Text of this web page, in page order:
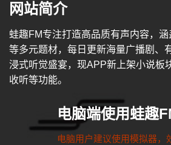
网站简介
蛙趣FM专注打造高品质有声内容，
等多元题材，每日更新海量广播剧、
浸式听觉盛宴，现APP新上架小说板
收听等功能。
电脑端使用蛙趣
电脑用户建议使用模拟器，